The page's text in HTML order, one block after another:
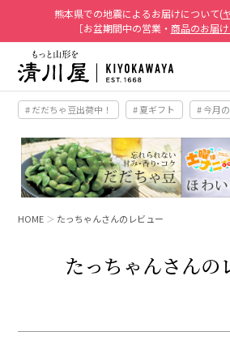
熊本県での地震によるお届けについて(
［お盆期間中の営業・ 商品のお届
# だだちゃ豆出荷中！ # 夏ギフト # 今月
HOME たっちゃんさんのレビュー
たっちゃんさんの